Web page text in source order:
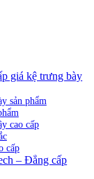
giá kệ trưng bày
sản phẩm
cao cấp
cấp
– Đẳng cấp